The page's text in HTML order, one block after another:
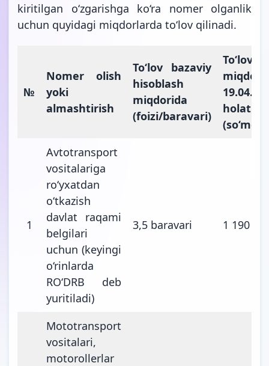
kiritilgan o‘zgarishga ko‘ra nomer olganlik
uchun quyidagi miqdorlarda to‘lov qilinadi.
№
Nomer olish
yoki
almashtirish
To‘lov bazaviy
hisoblash
miqdorida
(foizi/baravari)
To‘lov
miqdori
holatiga
1
Avtotransport
vositalariga
ro‘yxatdan
o‘tkazish
davlat raqami
belgilari
uchun (keyingi
o‘rinlarda
RO‘DRB deb
yuritiladi)
3,5 baravari 1 190
Mototransport
vositalari,
motorollerlar